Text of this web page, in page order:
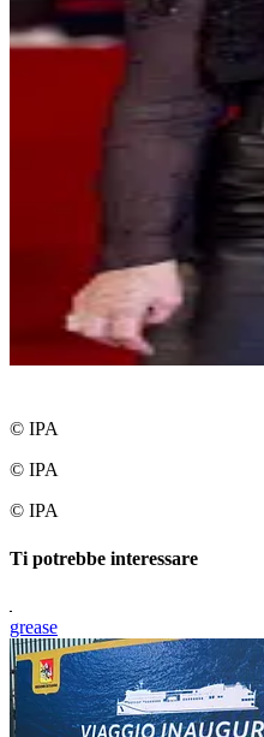
© IPA
© IPA
© IPA
Ti potrebbe interessare
grease